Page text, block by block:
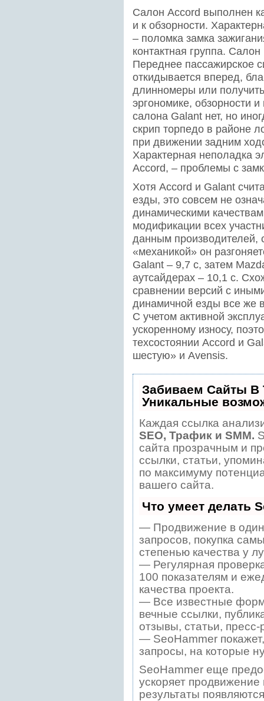
Салон Accord выполнен
и к обзорности.
– поломка замка
контактная группа.
Переднее пассажирское
откидывается вперед,
длинномеры или
эргономике, обзорности
салона Galant нет, но
скрип торпедо в районе
при движении задним
Характерная неполадка
Accord, – проблемы с
Хотя Accord и Galant
езды, это совсем не
динамическими
модификации всех
данным
«механикой» он
Galant – 9,7 с, затем
аутсайдерах – 10,1 с.
сравнении версий с
динамичной езды все же
С учетом активной
ускоренному износу,
техсостоянии Accord и
шестую» и Avensis.
Забиваем Сайты
Уникальные
Каждая ссылка
SEO, Трафик и SMM.
сайта прозрачным и
ссылки, статьи,
по максимуму
вашего сайта.
Что умеет делать
— Продвижение в один
запросов, покупка
степенью качества у
— Регулярная
100 показателям и
качества проекта.
— Все известные
вечные ссылки,
отзывы, статьи,
— SeoHammer
запросы, на которые
SeoHammer еще
ускоряет
результаты